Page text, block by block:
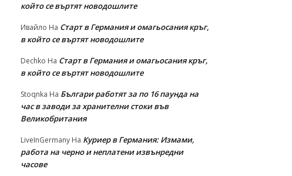
който се въртят новодошлите
Ивайло На Старт в Германия и омагьосания кръг,
в който се въртят новодошлите
Dechko На Старт в Германия и омагьосания кръг,
в който се въртят новодошлите
Stoqnka На Българи работят за по 16 паунда на
час в заводи за хранителни стоки във
Великобритания
LiveInGermany На Куриер в Германия: Измами,
работа на черно и неплатени извънредни
часове